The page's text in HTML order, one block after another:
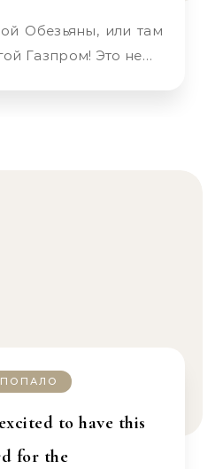
Газпром! Это не…
to have this
for the